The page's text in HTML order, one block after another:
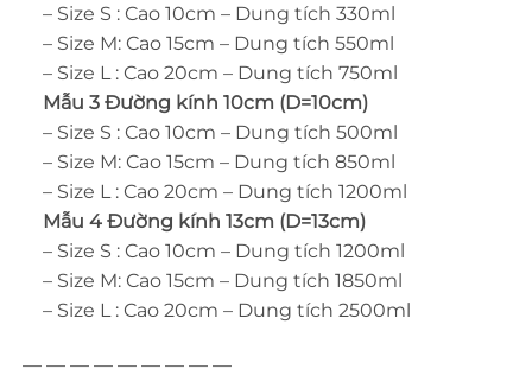
– Size S : Cao 10cm – Dung tích 330ml
– Size M: Cao 15cm – Dung tích 550ml
– Size L : Cao 20cm – Dung tích 750ml
Mẫu 3 Đường kính 10cm (D=10cm)
– Size S : Cao 10cm – Dung tích 500ml
– Size M: Cao 15cm – Dung tích 850ml
– Size L : Cao 20cm – Dung tích 1200ml
Mẫu 4 Đường kính 13cm (D=13cm)
– Size S : Cao 10cm – Dung tích 1200ml
– Size M: Cao 15cm – Dung tích 1850ml
– Size L : Cao 20cm – Dung tích 2500ml
— — — — — — — — —